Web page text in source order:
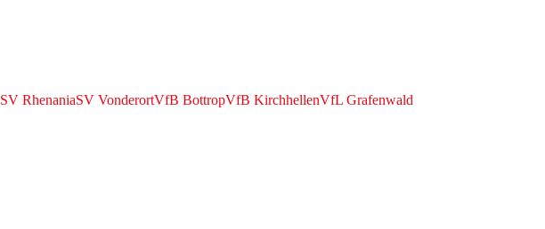
SV RhenaniaSV VonderortVfB BottropVfB KirchhellenVfL Grafenwald